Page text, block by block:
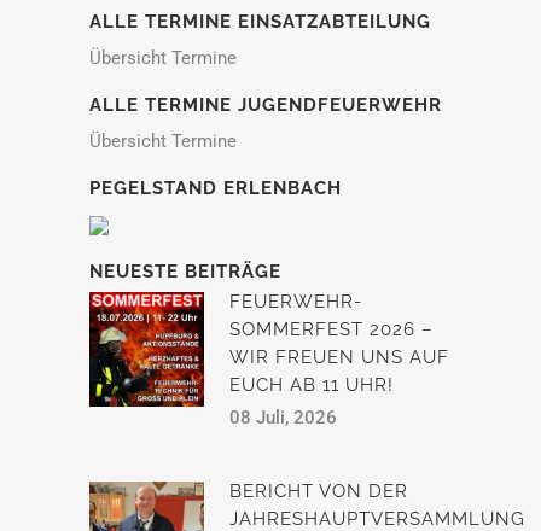
ALLE TERMINE EINSATZABTEILUNG
Übersicht Termine
ALLE TERMINE JUGENDFEUERWEHR
Übersicht Termine
PEGELSTAND ERLENBACH
NEUESTE BEITRÄGE
FEUERWEHR-
SOMMERFEST 2026 –
WIR FREUEN UNS AUF
EUCH AB 11 UHR!
08 Juli, 2026
BERICHT VON DER
JAHRESHAUPTVERSAMMLUNG